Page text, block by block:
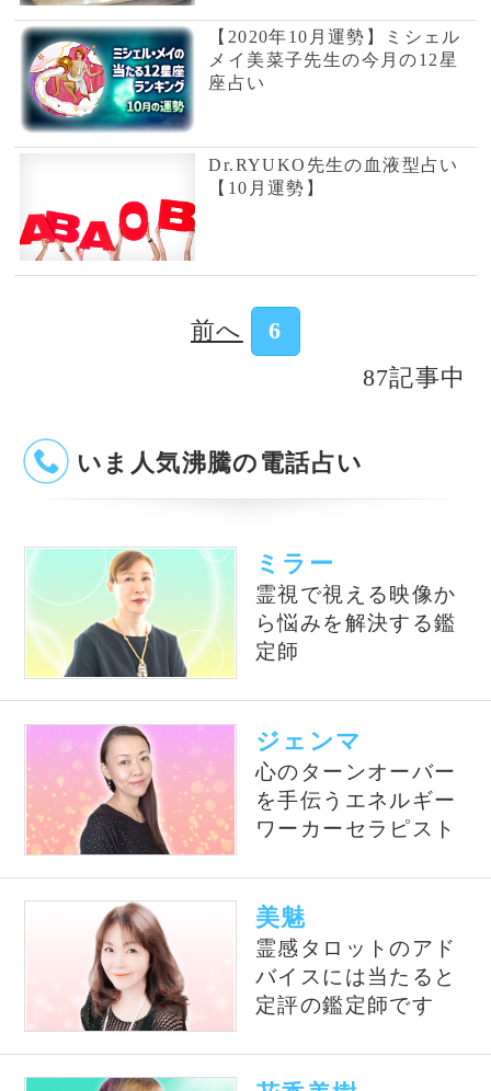
87記事中
いま人気沸騰の電話占い
ミラー
霊視で視える映像か
ら悩みを解決する鑑
定師
ジェンマ
を手伝うエネルギー
ワーカーセラピスト
バイスには当たると
定評の鑑定師です
タロットカードとオ
ーラの併用で鑑定を
当たると評判の話題の占い師
Dr.ｺﾊﾟ
独自の理論で運気を
導く、話題の当たる
風水師です
銀座の母
厳しくも暖かい鑑定
で、相談者を真っ直
ぐに導きます。
錢天牛
伝説の占い師銭天牛
の名を継ぐ西洋星占